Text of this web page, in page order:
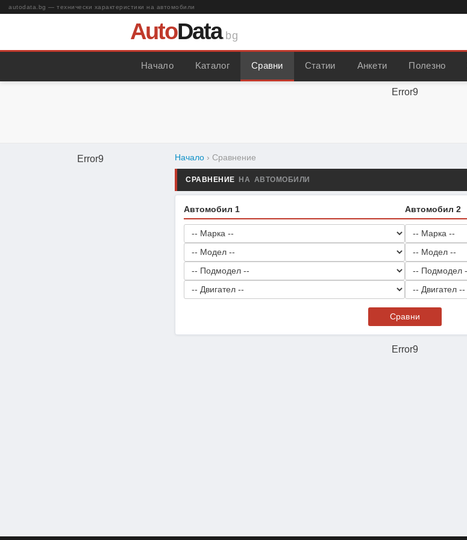
autodata.bg — технически характеристики на автомобили
AutoData.bg
Начало Kаталог Сравни Статии Анкети Полезно
Error9
Error9 Начало › Сравнение
СРАВНЕНИЕ НА АВТОМОБИЛИ
Автомобил 1 Автомобил 2
Сравни
Error9